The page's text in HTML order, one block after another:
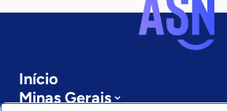
Início
Minas Gerais